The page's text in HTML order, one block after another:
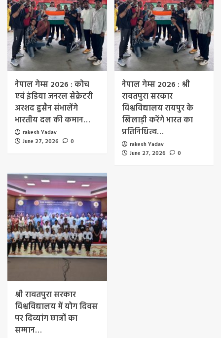
नेपाल गेम्स 2026 : कोच
एवं इंडिया जनरल सेक्रेटरी
अरशद हुसैन संभालेंगे
भारतीय दल की कमान…
rakesh Yadav
June 27, 2026
0
नेपाल गेम्स 2026 : श्री
रावतपुरा सरकार
विश्वविद्यालय रायपुर के
खिलाड़ी करेंगे भारत का
प्रतिनिधित्व…
rakesh Yadav
June 27, 2026
0
श्री रावतपुरा सरकार
विश्वविद्यालय में योग दिवस
पर दिव्यांग छात्रों का
सम्मान…